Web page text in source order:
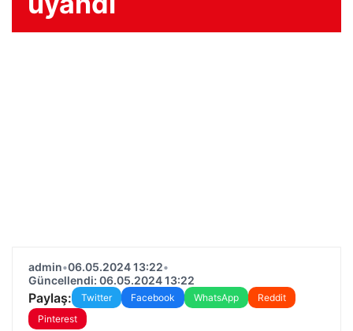
admin•06.05.2024 13:22•
Güncellendi: 06.05.2024 13:22
Paylaş: Twitter Facebook WhatsApp
Reddit
Pinterest